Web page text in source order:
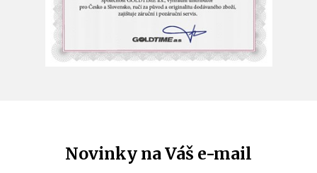
Novinky na Váš e-mail